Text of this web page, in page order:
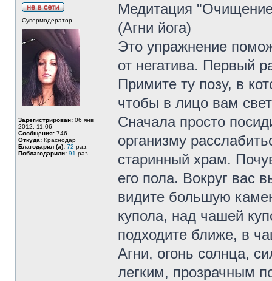
Супермодератор
Зарегистрирован: 06 янв
2012, 11:06
Сообщения: 746
Откуда: Краснодар
Благодарил (а): 72 раз.
Поблагодарили: 91 раз.
Медитация
(Агни йога)
Это упражнение
от негатива. Первый
Примите ту позу, в
чтобы в лицо вам
Сначала просто
организму
старинный храм.
его пола. Вокруг вас
видите большую
купола, над чашей
подходите ближе, в
Агни, огонь солнца,
легким, прозрачным